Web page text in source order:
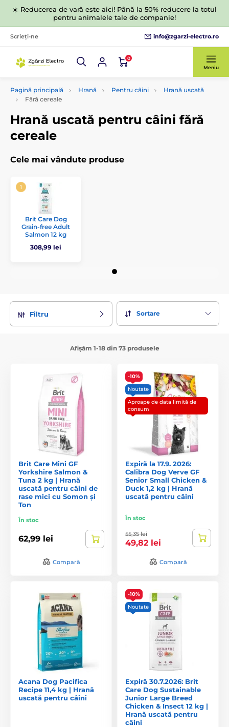
☀️ Reducerea de vară este aici! Până la 50% reducere la totul
pentru animalele tale de companie!
Scrieți-ne info@zgarzi-electro.ro
0
Meniu
Pagină principală Hrană Pentru câini
Hrană uscată
Fără cereale
Hrană uscată pentru câini fără
cereale
Cele mai vândute produse
Brit Care Dog
Grain-free Adult
Salmon 12 kg
308,99 lei
Filtru Sortare
Afișăm 1-18 din 73 produsele
Brit Care Mini GF
Yorkshire Salmon &
Tuna 2 kg | Hrană
uscată pentru câini de
rase mici cu Somon și
Ton
În stoc
62,99 lei
Compară
-10%
Noutate
Aproape de data limită de
consum
Expiră la 17.9. 2026:
Calibra Dog Verve GF
Senior Small Chicken &
Duck 1,2 kg | Hrană
uscată pentru câini
În stoc
55,35 lei
49,82 lei
Compară
Acana Dog Pacifica
Recipe 11,4 kg | Hrană
uscată pentru câini
-10%
Noutate
Expiră 30.7.2026: Brit
Care Dog Sustainable
Junior Large Breed
Chicken & Insect 12 kg |
Hrană uscată pentru
câini